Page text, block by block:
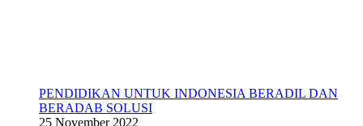
PENDIDIKAN UNTUK INDONESIA BERADIL DAN
BERADAB SOLUSI
25 November 2022